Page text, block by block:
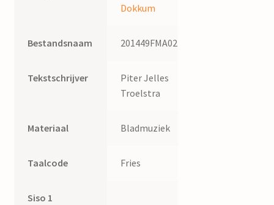
Dokkum
Bestandsnaam 201449FMA024
Tekstschrijver
Piter Jelles
Troelstra
Materiaal Bladmuziek
Taalcode Fries
Siso 1